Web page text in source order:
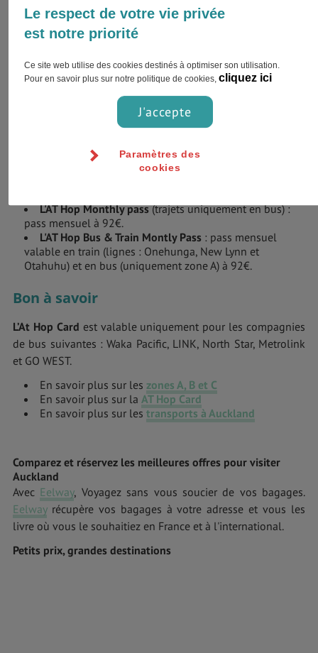
L'AT Hop Card
L'AT Hop Cardest unecarte à puce rechargeable qui coûte
3,35€, et qui vous permet d'économiser sur vos trajets en
train en ferry et en bus.
En optant pour l’AT Hop Card, vous avez le choix entre la
formule prépayée (en mettant du crédit dessus), ou plutôt
L'AT Hop Day Pass
(trajets illimités pendant 24h : bus,
L'AT Hop Monthly pass(trajets uniquement en bus) :
pass mensuel à 92€.
L'AT Hop Bus & Train Montly Pass : pass mensuel
valable en train (lignes : Onehunga, New Lynn et
Otahuhu) et en bus (uniquement zone A) à 92€.
Bon à savoir
L’At Hop Card est valable uniquement pour les compagnies
de bus suivantes : Waka Pacific, LINK, North Star, Metrolink
et GO WEST.
En savoir plus sur les zones A, B et C
En savoir plus sur la AT Hop Card
En savoir plus sur lestransports à Auckland
Comparez et réservez les meilleures offres pour visiter
Auckland
Avec Eelway, Voyagez sans vous soucier de vos bagages.
Eelwayrécupère vos bagages à votre adresse et vous les
livre où vous le souhaitiez en France et à l'international.
Petits prix, grandes destinations
Le respect de votre vie privée
est notre priorité
Ce site web utilise des cookies destinés à optimiser son utilisation.
Pour en savoir plus sur notre politique de cookies, cliquez ici
J'accepte
Paramètres des
cookies